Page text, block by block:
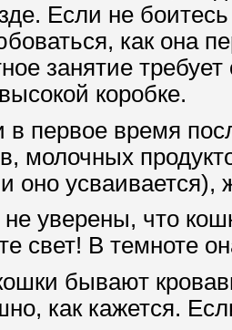
Если не
как она
занятие
коробке.
первое время
молочных
оно усваивается),
уверены, что
свет! В темноте
бывают
как кажется.